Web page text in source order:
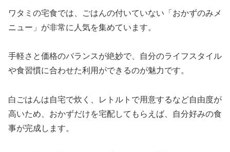
ワタミの宅食では、ごはんの付いていない「おかずのみメ
ニュー」が非常に人気を集めています。
手軽さと価格のバランスが絶妙で、自分のライフスタイル
や食習慣に合わせた利用ができるのが魅力です。
白ごはんは自宅で炊く、レトルトで用意するなど自由度が
高いため、おかずだけを宅配してもらえば、自分好みの食
事が完成します。